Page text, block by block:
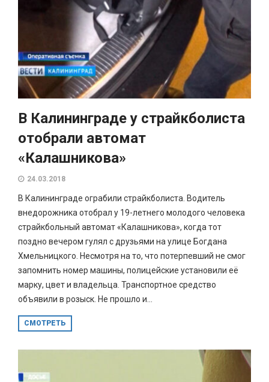
В Калининграде у страйкболиста
отобрали автомат
«Калашникова»
24.03.2018
В Калининграде ограбили страйкболиста. Водитель
внедорожника отобрал у 19-летнего молодого человека
страйкбольный автомат «Калашникова», когда тот
поздно вечером гулял с друзьями на улице Богдана
Хмельницкого. Несмотря на то, что потерпевший не смог
запомнить номер машины, полицейские установили её
марку, цвет и владельца. Транспортное средство
объявили в розыск. Не прошло и...
СМОТРЕТЬ